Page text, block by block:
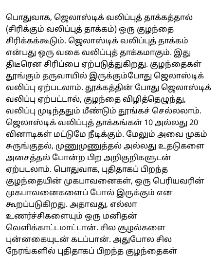
பொதுவாக, ஜெலாஸ்டிக் வலிப்புத் தாக்கத்தால்
(சிரிக்கும் வலிப்புத் தாக்கம்) ஒரு குழந்தை
சிரிக்கக்கூடும். ஜெலாஸ்டிக் வலிப்புத் தாக்கம்
என்பது ஒரு வகை வலிப்புத் தாக்கமாகும். இது
திடீரென சிரிப்பை ஏற்படுத்துகிறது. குழந்தைகள்
தூங்கும் தருவாயில் இருக்கும்போது ஜெலாஸ்டிக்
வலிப்பு ஏற்படலாம். தூக்கத்தின் போது ஜெலாஸ்டிக்
வலிப்பு ஏற்பட்டால், குழந்தை விழித்தெழுந்து,
வலிப்பு முடிந்ததும் மீண்டும் தூங்கச் செல்லலாம்.
ஜெலாஸ்டிக் வலிப்புத் தாக்கங்கள் 10 அல்லது 20
வினாடிகள் மட்டுமே நீடிக்கும். மேலும் அவை முகம்
சுருங்குதல், முணுமுணுத்தல் அல்லது உதடுகளை
அசைத்தல் போன்ற பிற அறிகுறிகளுடன்
ஏற்படலாம். பொதுவாக, புதிதாகப் பிறந்த
குழந்தையின் முகபாவனைகள், ஒரு பெரியவரின்
முகபாவனைகளைப் போல் இருக்கும் என
கூறப்படுகிறது. அதாவது, எல்லா
உணர்ச்சிகளையும் ஒரு மனிதன்
வெளிக்காட்டமாட்டான். சில சூழல்களை
புன்னகையுடன் கடப்பான். அதுபோல சில
நேரங்களில் புதிதாகப் பிறந்த குழந்தைகள்